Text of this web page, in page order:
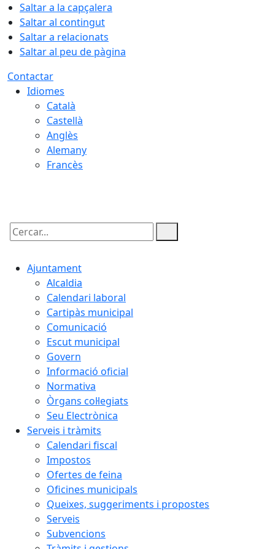
Saltar a la capçalera
Saltar al contingut
Saltar a relacionats
Saltar al peu de pàgina
Contactar
Idiomes
Català
Castellà
Anglès
Alemany
Francès
Cercar:
Ajuntament
Alcaldia
Calendari laboral
Cartipàs municipal
Comunicació
Escut municipal
Govern
Informació oficial
Normativa
Òrgans col·legiats
Seu Electrònica
Serveis i tràmits
Calendari fiscal
Impostos
Ofertes de feina
Oficines municipals
Queixes, suggeriments i propostes
Serveis
Subvencions